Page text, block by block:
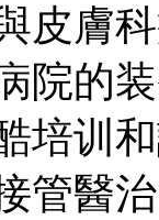
皮膚
院的
培训
管醫